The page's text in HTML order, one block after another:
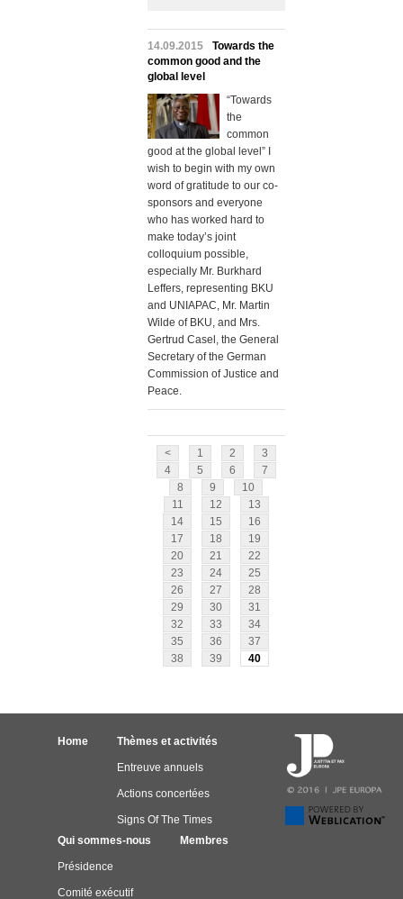
14.09.2015
Towards the
common good and the
global level
“Towards
the
common
good at the global level” I
wish to begin with my own
word of gratitude to our co-
sponsors and everyone
who has worked hard to
make today’s joint
colloquium possible,
especially Mr. Burkhard
Leffers, representing BKU
and UNIAPAC, Mr. Martin
Wilde of BKU, and Mrs.
Gertrud Casel, the General
Secretary of the German
Commission of Justice and
Peace.
< 1 2
3
4
5 6
7
8
9
10
11
12
13
14
15
16
17
18
19
20
21
22
23
24
25
26
27
28
29
30
31
32
33
34
35
36
37
38
39 40
Home Thèmes et activités
Entreuve annuels
Actions concertées
Signs Of The Times
Qui sommes-nous
Présidence
Comité exécutif
Membres